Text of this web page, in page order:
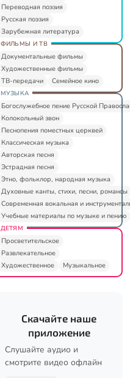
Переводная поэзия
Русская поэзия
Зарубежная литература
ФИЛЬМЫ И ТВ
Документальные фильмы
Художественные фильмы
ТВ-передачи
Семейное кино
МУЗЫКА
Богослужебное пение Русской
Колокольный звон
Песнопения поместных церквей
Классическая музыка
Авторская песня
Эстрадная песня
Этно, фольклор, народная музыка
Духовные канты, стихи, песни, романсы
Современная вокальная и
Учебные материалы по музыке и пению
ДЕТЯМ
Просветительское
Развлекательное
Художественное
Музыкальное
Скачайте наше
приложение
Слушайте аудио и
смотрите видео офлайн